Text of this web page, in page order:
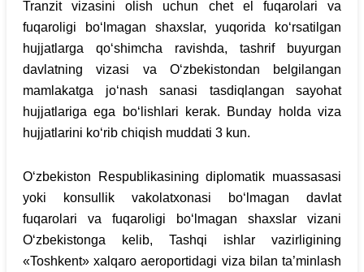
Tranzit vizasini olish uchun chet el fuqarolari va
fuqaroligi bo‘lmagan shaxslar, yuqorida ko‘rsatilgan
hujjatlarga qo‘shimcha ravishda, tashrif buyurgan
davlatning vizasi va O‘zbekistondan belgilangan
mamlakatga jo‘nash sanasi tasdiqlangan sayohat
hujjatlariga ega bo‘lishlari kerak. Bunday holda viza
hujjatlarini ko‘rib chiqish muddati 3 kun.
O‘zbekiston Respublikasining diplomatik muassasasi
yoki konsullik vakolatxonasi bo‘lmagan davlat
fuqarolari va fuqaroligi bo‘lmagan shaxslar vizani
O‘zbekistonga kelib, Tashqi ishlar vazirligining
«Toshkent» xalqaro aeroportidagi viza bilan ta’minlash